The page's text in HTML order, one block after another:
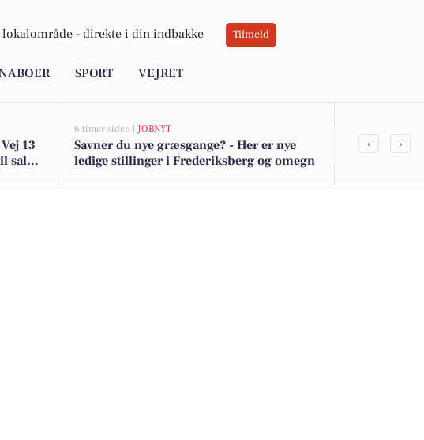
lokalområde - direkte i din indbakke Tilmeld
SPORT VEJRET
13
salg i
6 timer siden | JOBNYT
Savner du nye græsgange? - Her er nye
ledige stillinger i Frederiksberg og omegn
Sol på
‹ ›